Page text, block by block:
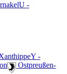
U -
Y -
️ Ostpreußen-